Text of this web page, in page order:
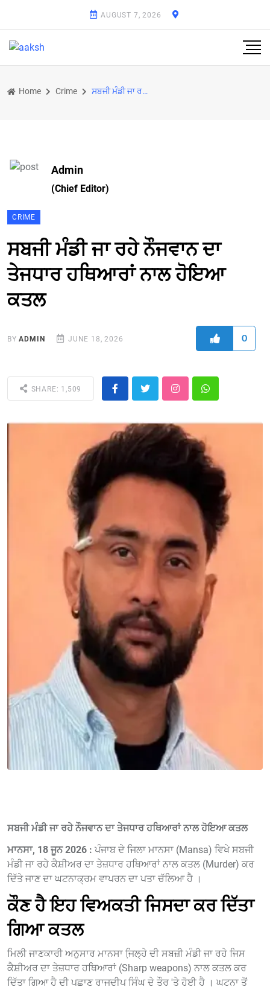
AUGUST 7, 2026
Home Crime ਸਬਜੀ ਮੰਡੀ ਜਾ ਰਹੇ ਨੌਜਵਾਨ ਦਾ ਤੇਜਧਾਰ ਹਥਿਆਰਾਂ ਨਾਲ ਹੋਇਆ ਕਤਲ
Admin
(Chief Editor)
CRIME
ਸਬਜੀ ਮੰਡੀ ਜਾ ਰਹੇ ਨੌਜਵਾਨ ਦਾ
ਤੇਜਧਾਰ ਹਥਿਆਰਾਂ ਨਾਲ ਹੋਇਆ
ਕਤਲ
BYADMIN JUNE 18, 2026 0
SHARE: 1,509
ਸਬਜੀ ਮੰਡੀ ਜਾ ਰਹੇ ਨੌਜਵਾਨ ਦਾ ਤੇਜਧਾਰ ਹਥਿਆਰਾਂ ਨਾਲ ਹੋਇਆ ਕਤਲ
ਮਾਨਸਾ, 18 ਜੂਨ 2026 : ਪੰਜਾਬ ਦੇ ਜਿਲਾ ਮਾਨਸਾ (Mansa) ਵਿਖੇ ਸਬਜੀ
ਮੰਡੀ ਜਾ ਰਹੇ ਕੈਸ਼ੀਅਰ ਦਾ ਤੇਜ਼ਧਾਰ ਹਥਿਆਰਾਂ ਨਾਲ ਕਤਲ (Murder) ਕਰ
ਦਿੱਤੇ ਜਾਣ ਦਾ ਘਟਨਾਕ੍ਰਮ ਵਾਪਰਨ ਦਾ ਪਤਾ ਚੱਲਿਆ ਹੈ ।
ਕੌਣ ਹੈ ਇਹ ਵਿਅਕਤੀ ਜਿਸਦਾ ਕਰ ਦਿੱਤਾ
ਗਿਆ ਕਤਲ
ਮਿਲੀ ਜਾਣਕਾਰੀ ਅਨੁਸਾਰ ਮਾਨਸਾ ਜਿ਼ਲ੍ਹੇ ਦੀ ਸਬਜ਼ੀ ਮੰਡੀ ਜਾ ਰਹੇ ਜਿਸ
ਕੈਸ਼ੀਅਰ ਦਾ ਤੇਜ਼ਧਾਰ ਹਥਿਆਰਾਂ (Sharp weapons) ਨਾਲ ਕਤਲ ਕਰ
ਦਿੱਤਾ ਗਿਆ ਹੈ ਦੀ ਪਛਾਣ ਰਾਜਦੀਪ ਸਿੰਘ ਦੇ ਤੌਰ 'ਤੇ ਹੋਈ ਹੈ । ਘਟਨਾ ਤੋਂ